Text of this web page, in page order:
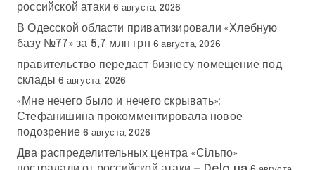
российской атаки 6 августа, 2026
В Одесской области приватизировали «Хлебную
базу №77» за 5,7 млн грн 6 августа, 2026
правительство передаст бизнесу помещение под
склады 6 августа, 2026
«Мне нечего было и нечего скрывать»:
Стефанишина прокомментировала новое
подозрение 6 августа, 2026
Два распределительных центра «Сільпо»